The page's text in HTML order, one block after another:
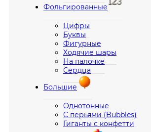
Фольгированные
Цифры
Буквы
Фигурные
Ходячие шары
На палочке
Сердца
Большие
Однотонные
С перьями (Bubbles)
Гиганты с конфетти